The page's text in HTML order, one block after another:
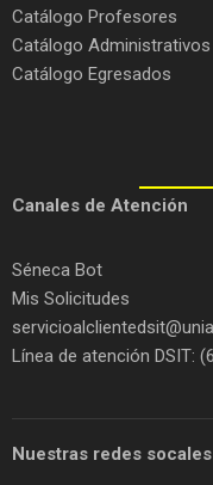
Catálogo Profesores
Catálogo Administrativos
Catálogo Egresados
Canales de Atención
Séneca Bot
Mis Solicitudes
Línea de atención DSIT:
Nuestras redes socales